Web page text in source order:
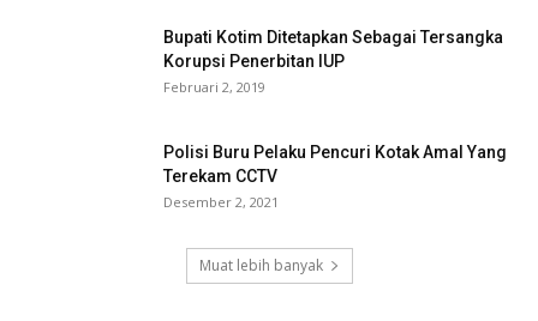
Bupati Kotim Ditetapkan Sebagai Tersangka
Korupsi Penerbitan IUP
Februari 2, 2019
Polisi Buru Pelaku Pencuri Kotak Amal Yang
Terekam CCTV
Desember 2, 2021
Muat lebih banyak